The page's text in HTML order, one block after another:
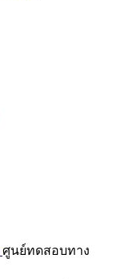
ศูนย์ทดสอบทาง